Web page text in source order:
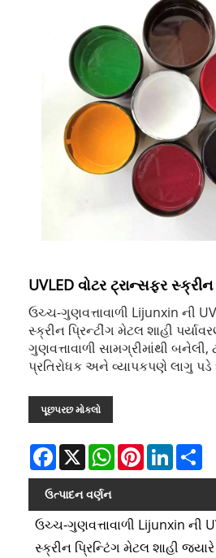
UVLED વોટર ટ્રાન્સફર
ઉચ્ચ-ગુણવત્તાવાળી Lijunxin ની
સ્ક્રીન પ્રિન્ટીંગ મેટલ શાહી
ગુણવત્તાવાળી સામગ્રીમાંથી
પ્રતિરોધક અને વ્યાપકપણે લાગુ પડે
પૂછપરછ મોકલો
Facebook
X WhatsAppPinterestLinkedIn
ઉત્પાદન વર્ણન
ઉચ્ચ-ગુણવત્તાવાળી Lijunxin ની
સ્ક્રીન પ્રિન્ટિંગ મેટલ શાહી